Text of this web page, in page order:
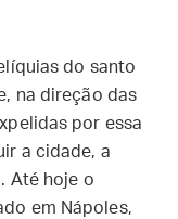
do santo
na direção das
por essa
a cidade, a
Até hoje o
em Nápoles,